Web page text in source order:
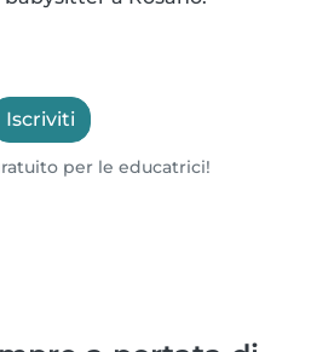
Iscriviti
per le educatrici!